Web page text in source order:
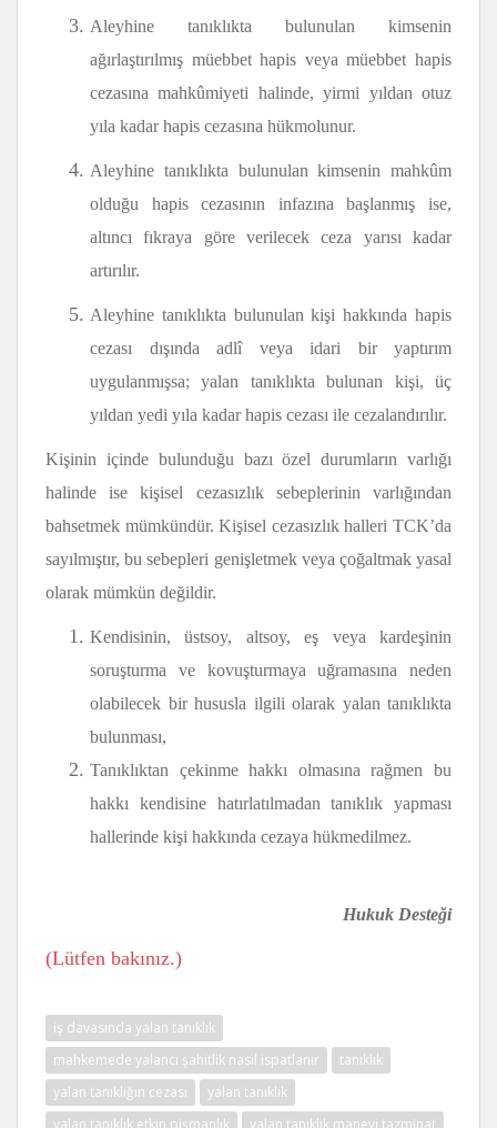
Aleyhine tanıklıkta bulunulan kimsenin
ağırlaştırılmış müebbet hapis veya müebbet hapis
cezasına mahkûmiyeti halinde, yirmi yıldan otuz
yıla kadar hapis cezasına hükmolunur.
Aleyhine tanıklıkta bulunulan kimsenin mahkûm
olduğu hapis cezasının infazına başlanmış ise,
altıncı fıkraya göre verilecek ceza yarısı kadar
artırılır.
Aleyhine tanıklıkta bulunulan kişi hakkında hapis
cezası dışında adlî veya idari bir yaptırım
uygulanmışsa; yalan tanıklıkta bulunan kişi, üç
yıldan yedi yıla kadar hapis cezası ile cezalandırılır.
Kişinin içinde bulunduğu bazı özel durumların varlığı
halinde ise kişisel cezasızlık sebeplerinin varlığından
bahsetmek mümkündür. Kişisel cezasızlık halleri TCK’da
sayılmıştır, bu sebepleri genişletmek veya çoğaltmak yasal
olarak mümkün değildir.
Kendisinin, üstsoy, altsoy, eş veya kardeşinin
soruşturma ve kovuşturmaya uğramasına neden
olabilecek bir hususla ilgili olarak yalan tanıklıkta
bulunması,
Tanıklıktan çekinme hakkı olmasına rağmen bu
hakkı kendisine hatırlatılmadan tanıklık yapması
hallerinde kişi hakkında cezaya hükmedilmez.
Hukuk Desteği
(Lütfen bakınız.)
iş davasında yalan tanıklık
mahkemede yalancı şahitlik nasıl ispatlanır
tanıklık
yalan tanıklığın cezası
yalan tanıklık
yalan tanıklık etkin pişmanlık
yalan tanıklık manevi tazminat